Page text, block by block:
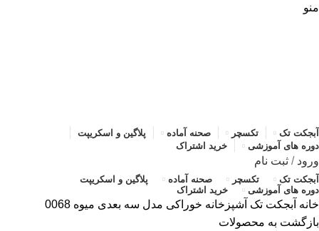
منو
آبجکت تک تکسچر صحنه آماده
پلاگین و اسکریپت
دوره های آموزشی
خرید اشتراک
ورود / ثبت نام
آبجکت تک تکسچر صحنه آماده
پلاگین و اسکریپت
دوره های آموزشی
خرید اشتراک
خانه آبجکت تک آشپزخانه خوراکی مدل سه بعدی میوه 0068
بازگشت به محصولات